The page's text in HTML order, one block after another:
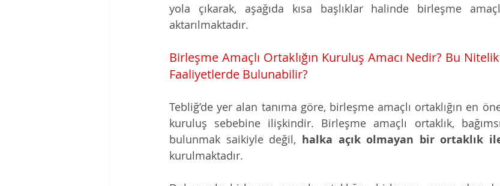
yola çıkarak, aşağıda kısa başlıklar halinde birleşme
aktarılmaktadır.
Birleşme Amaçlı Ortaklığın Kuruluş Amacı Nedir? Bu
Faaliyetlerde Bulunabilir?
Tebliğ’de yer alan tanıma göre, birleşme amaçlı ortaklığın en
kuruluş sebebine ilişkindir. Birleşme amaçlı ortaklık,
bulunmak saikiyle değil, halka açık olmayan bir ortaklık
kurulmaktadır.